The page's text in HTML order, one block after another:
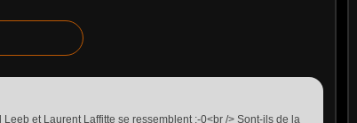
et Laurent Laffitte se ressemblent :-0<br /> Sont-ils de la